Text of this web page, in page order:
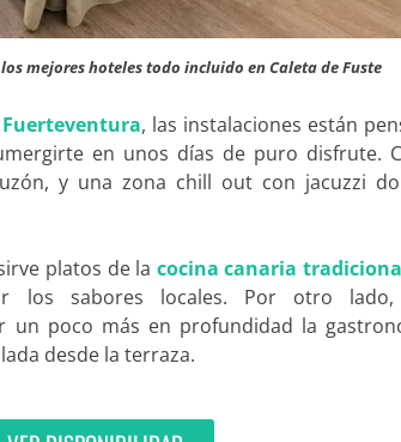
mejores hoteles todo incluido en Caleta de Fuste
, las instalaciones están
en unos días de puro disfrute.
y una zona chill out con jacuzzi
platos de la cocina canaria
los sabores locales. Por otro lado,
un poco más en profundidad la
desde la terraza.